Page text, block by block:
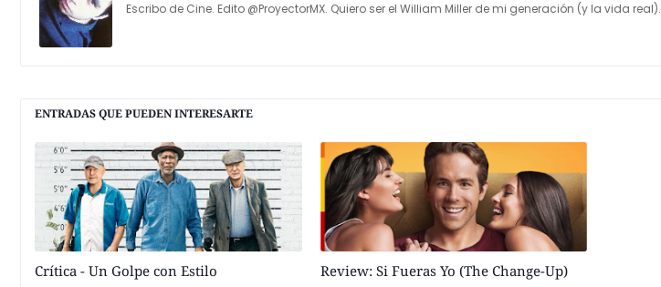
Escribo de Cine. Edito @ProyectorMX. Quiero ser el William Miller de mi generación (y la vida real).
ENTRADAS QUE PUEDEN INTERESARTE
Crítica - Un Golpe con Estilo Review: Si Fueras Yo (The Change-Up)